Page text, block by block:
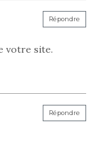
votre site.
Répondre
Répondre